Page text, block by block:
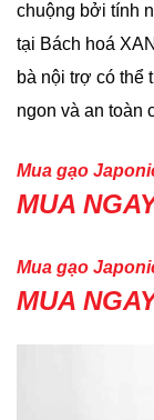
chuộng bởi tính
tại Bách hoá
bà nội trợ có thể
ngon và an toàn
Mua gạo
MUA
Mua gạo
MUA